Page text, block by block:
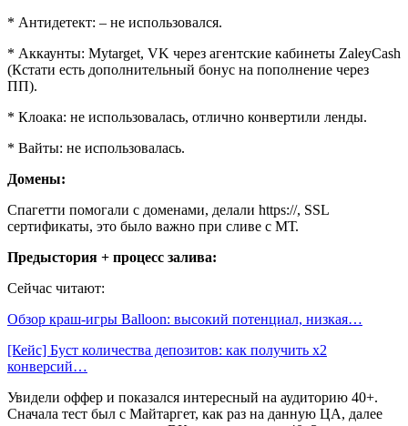
* Антидетект: – не использовался.
* Аккаунты: Mytarget, VK через агентские кабинеты ZaleyCash
(Кстати есть дополнительный бонус на пополнение через
ПП).
* Клоака: не использовалась, отлично конвертили ленды.
* Вайты: не использовалась.
Домены:
Спагетти помогали с доменами, делали https://, SSL
сертификаты, это было важно при сливе с МТ.
Предыстория + процесс залива:
Сейчас читают:
Обзор краш-игры Balloon: высокий потенциал, низкая…
[Кейс] Буст количества депозитов: как получить х2
конверсий…
Увидели оффер и показался интересный на аудиторию 40+.
Сначала тест был с Майтаргет, как раз на данную ЦА, далее